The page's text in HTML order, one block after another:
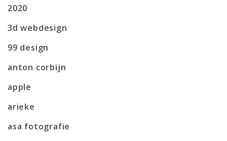
2020
3d webdesign
99 design
anton corbijn
apple
arieke
asa fotografie